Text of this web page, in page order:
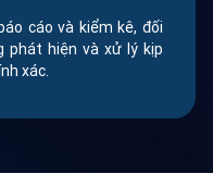
cáo và kiểm kê, đối
phát hiện và xử lý kịp
xác.